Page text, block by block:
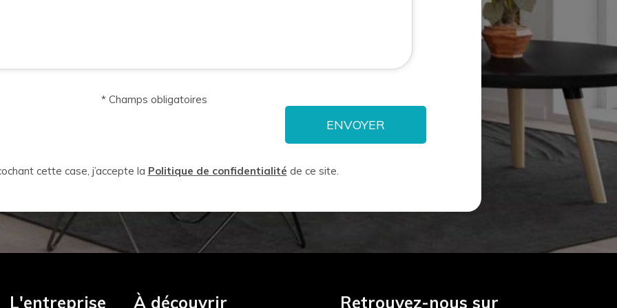
* Champs obligatoires
cette case, j’accepte la Politique de confidentialité de ce site.
L'entreprise À découvrir Retrouvez-nous sur